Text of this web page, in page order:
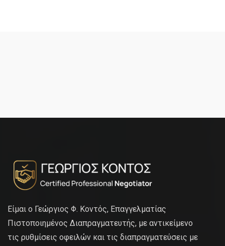
Είμαι ο Γεώργιος Φ. Κοντός, Επαγγελματίας
Πιστοποιημένος Διαπραγματευτής, με αντικείμενο
τις ρυθμίσεις οφειλών και τις διαπραγματεύσεις με